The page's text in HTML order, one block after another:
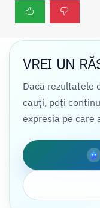
VREI UN
Dacă rezultatele
cauți, poți
expresia pe care